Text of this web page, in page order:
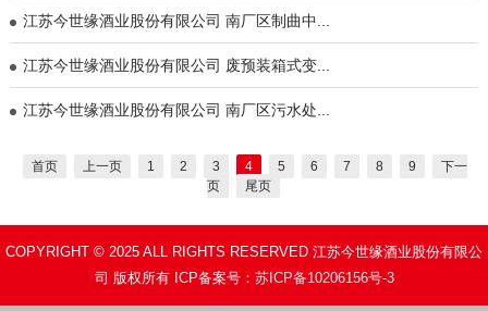
江苏今世缘酒业股份有限公司 南厂区制曲中...
江苏今世缘酒业股份有限公司 废预装箱式变...
江苏今世缘酒业股份有限公司 南厂区污水处...
首页 上一页 1 2 3 4 5 6 7 8 9
下一
页
尾页
COPYRIGHT © 2025 ALL RIGHTS RESERVED 江苏今世缘酒业股份有限公
司 版权所有 ICP备案号： 苏ICP备10206156号-3